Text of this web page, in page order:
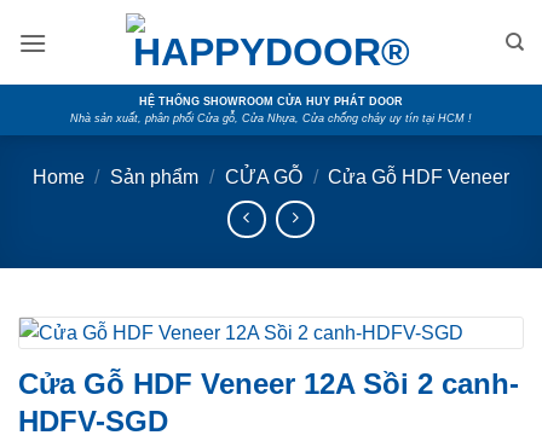
HỆ THỐNG SHOWROOM CỬA HUY PHÁT DOOR
Nhà sản xuất, phân phối Cửa gỗ, Cửa Nhựa, Cửa chống cháy uy tín tại HCM !
Home / Sản phẩm / CỬA GỖ / Cửa Gỗ HDF Veneer
Cửa Gỗ HDF Veneer 12A Sồi 2 canh-
HDFV-SGD